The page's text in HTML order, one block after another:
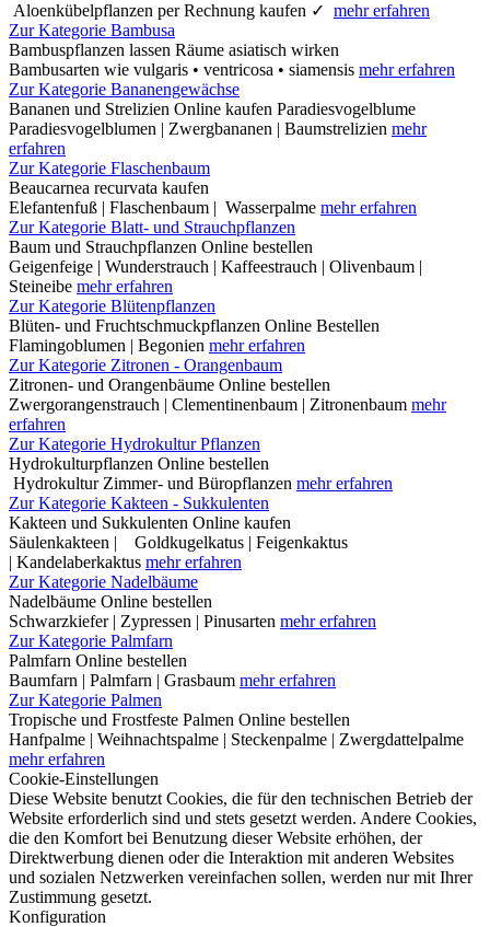
Aloenkübelpflanzen per Rechnung kaufen ✓ mehr erfahren
Zur Kategorie Bambusa
Bambuspflanzen lassen Räume asiatisch wirken
Bambusarten wie vulgaris • ventricosa • siamensis mehr erfahren
Zur Kategorie Bananengewächse
Bananen und Strelizien Online kaufen Paradiesvogelblume
Paradiesvogelblumen | Zwergbananen | Baumstrelizien mehr
erfahren
Zur Kategorie Flaschenbaum
Beaucarnea recurvata kaufen
Elefantenfuß | Flaschenbaum | Wasserpalme mehr erfahren
Zur Kategorie Blatt- und Strauchpflanzen
Baum und Strauchpflanzen Online bestellen
Geigenfeige | Wunderstrauch | Kaffeestrauch | Olivenbaum |
Steineibe mehr erfahren
Zur Kategorie Blütenpflanzen
Blüten- und Fruchtschmuckpflanzen Online Bestellen
Flamingoblumen | Begonien mehr erfahren
Zur Kategorie Zitronen - Orangenbaum
Zitronen- und Orangenbäume Online bestellen
Zwergorangenstrauch | Clementinenbaum | Zitronenbaum mehr
erfahren
Zur Kategorie Hydrokultur Pflanzen
Hydrokulturpflanzen Online bestellen
Hydrokultur Zimmer- und Büropflanzen mehr erfahren
Zur Kategorie Kakteen - Sukkulenten
Kakteen und Sukkulenten Online kaufen
Säulenkakteen | Goldkugelkatus | Feigenkaktus
| Kandelaberkaktus mehr erfahren
Zur Kategorie Nadelbäume
Nadelbäume Online bestellen
Schwarzkiefer | Zypressen | Pinusarten mehr erfahren
Zur Kategorie Palmfarn
Palmfarn Online bestellen
Baumfarn | Palmfarn | Grasbaum mehr erfahren
Zur Kategorie Palmen
Tropische und Frostfeste Palmen Online bestellen
Hanfpalme | Weihnachtspalme | Steckenpalme | Zwergdattelpalme
mehr erfahren
Cookie-Einstellungen
Diese Website benutzt Cookies, die für den technischen Betrieb der
Website erforderlich sind und stets gesetzt werden. Andere Cookies,
die den Komfort bei Benutzung dieser Website erhöhen, der
Direktwerbung dienen oder die Interaktion mit anderen Websites
und sozialen Netzwerken vereinfachen sollen, werden nur mit Ihrer
Zustimmung gesetzt.
Konfiguration